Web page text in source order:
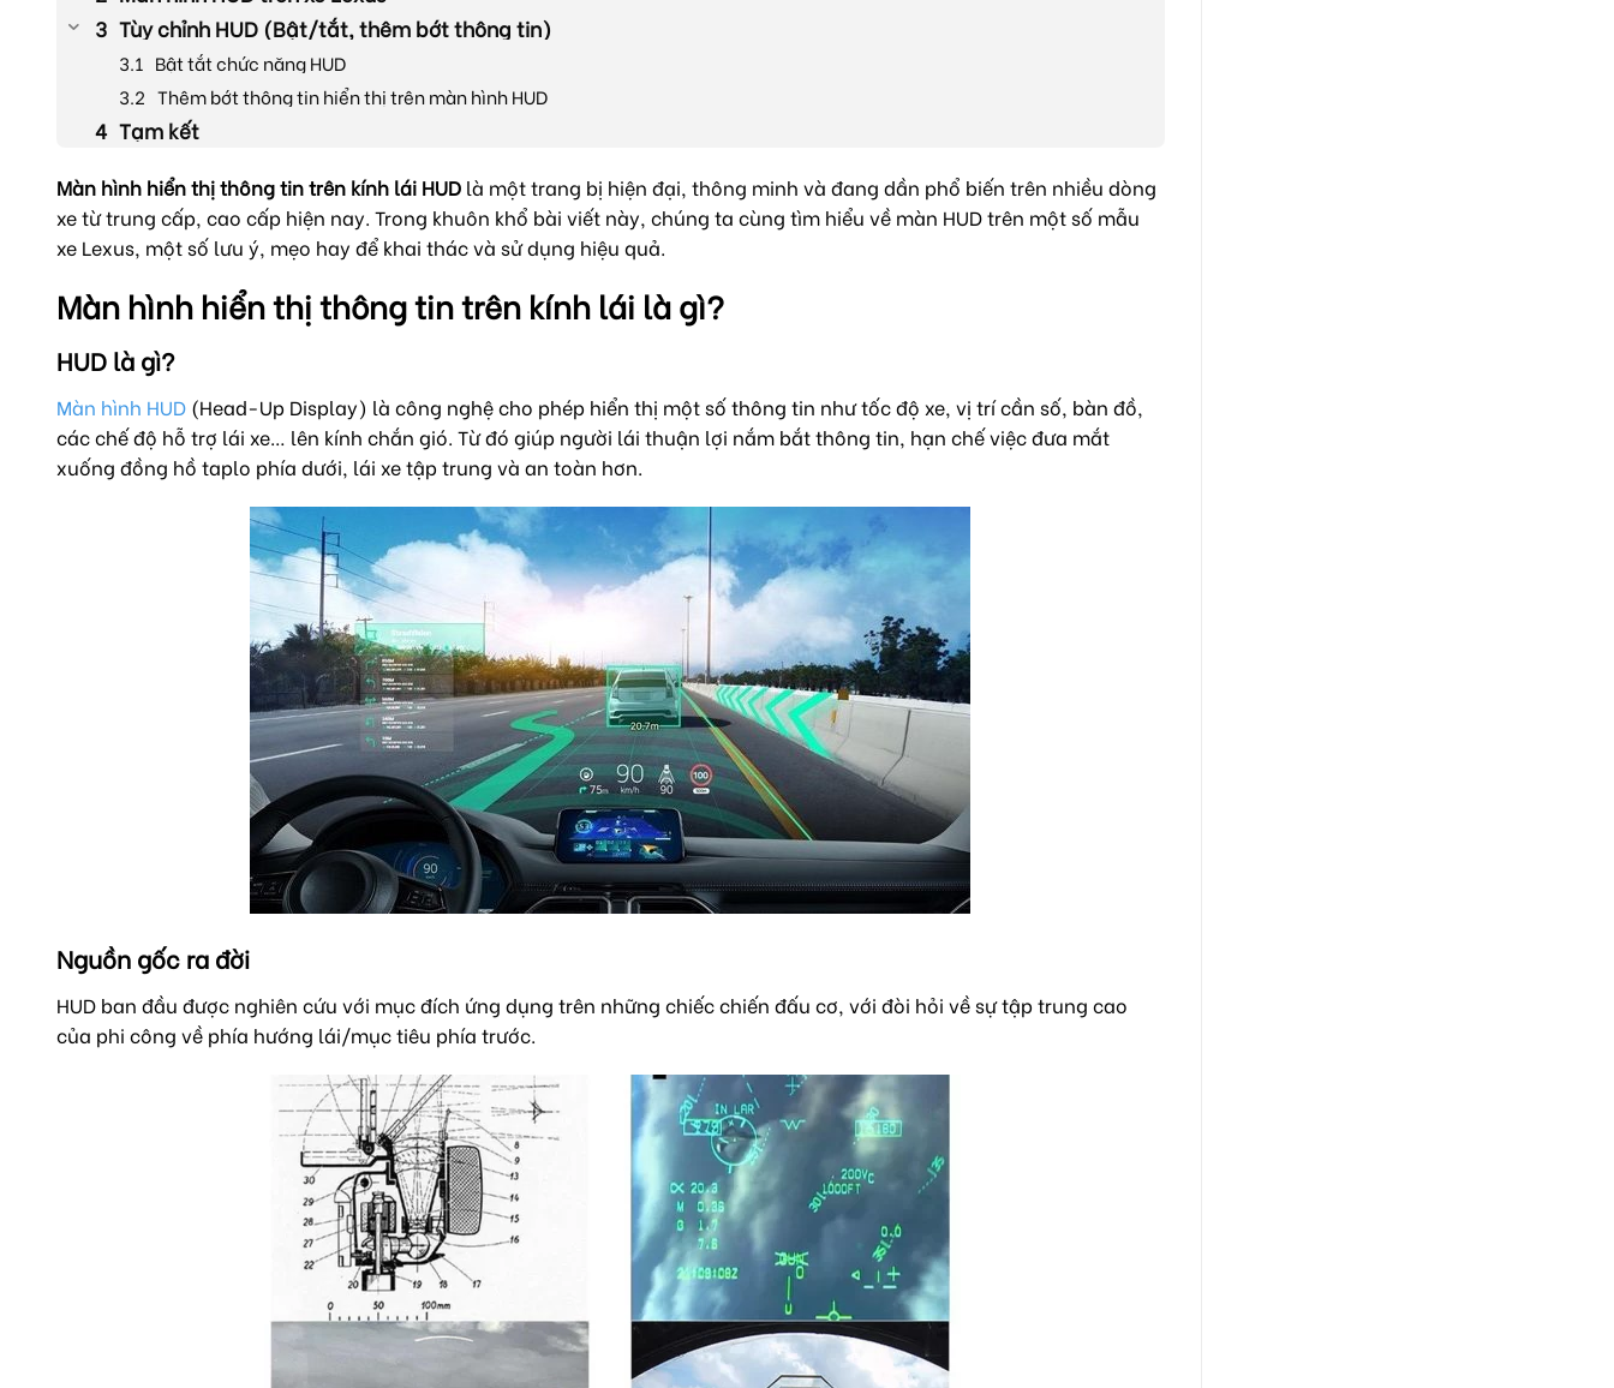
Tùy chỉnh HUD (Bật/tắt, thêm bớt thông tin)
Bật tắt chức năng HUD
Thêm bớt thông tin hiển thị trên màn hình HUD
Tạm kết
Màn hình hiển thị thông tin trên kính lái HUD là một trang bị hiện đại, thông minh và đang dần phổ biến trên nhiều dòng
xe từ trung cấp, cao cấp hiện nay. Trong khuôn khổ bài viết này, chúng ta cùng tìm hiểu về màn HUD trên một số mẫu
xe Lexus, một số lưu ý, mẹo hay để khai thác và sử dụng hiệu quả.
Màn hình hiển thị thông tin trên kính lái là gì?
HUD là gì?
Màn hình HUD (Head-Up Display) là công nghệ cho phép hiển thị một số thông tin như tốc độ xe, vị trí cần số, bàn đồ,
các chế độ hỗ trợ lái xe… lên kính chắn gió. Từ đó giúp người lái thuận lợi nắm bắt thông tin, hạn chế việc đưa mắt
xuống đồng hồ taplo phía dưới, lái xe tập trung và an toàn hơn.
Nguồn gốc ra đời
HUD ban đầu được nghiên cứu với mục đích ứng dụng trên những chiếc chiến đấu cơ, với đòi hỏi về sự tập trung cao
của phi công về phía hướng lái/mục tiêu phía trước.